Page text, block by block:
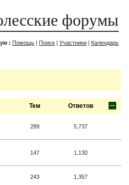
форумы
: Помощь | Поиск | Участники | Календарь
Тем Ответов
289 5,737
147 1,130
243 1,357